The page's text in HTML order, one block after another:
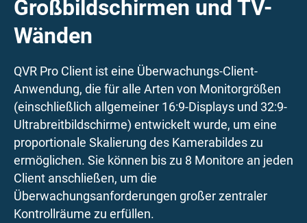
Großbildschirmen und TV-
Wänden
QVR Pro Client ist eine Überwachungs-Client-
Anwendung, die für alle Arten von Monitorgrößen
(einschließlich allgemeiner 16:9-Displays und 32:9-
Ultrabreitbildschirme) entwickelt wurde, um eine
proportionale Skalierung des Kamerabildes zu
ermöglichen. Sie können bis zu 8 Monitore an jeden
Client anschließen, um die
Überwachungsanforderungen großer zentraler
Kontrollräume zu erfüllen.